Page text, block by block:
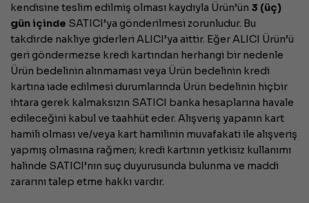
kendisine teslim edilmiş olması kaydıyla Ürün’ün 3 (üç)
gün içinde SATICI’ya gönderilmesi zorunludur. Bu
takdirde nakliye giderleri ALICI’ya aittir. Eğer ALICI Ürün’ü
geri göndermezse kredi kartından herhangi bir nedenle
Ürün bedelinin alınmaması veya Ürün bedelinin kredi
kartına iade edilmesi durumlarında Ürün bedelinin hiçbir
ihtara gerek kalmaksızın SATICI banka hesaplarına havale
edileceğini kabul ve taahhüt eder. Alışveriş yapanın kart
hamili olması ve/veya kart hamilinin muvafakati ile alışveriş
yapmış olmasına rağmen; kredi kartının yetkisiz kullanımı
halinde SATICI’nın suç duyurusunda bulunma ve maddi
zararını talep etme hakkı vardır.